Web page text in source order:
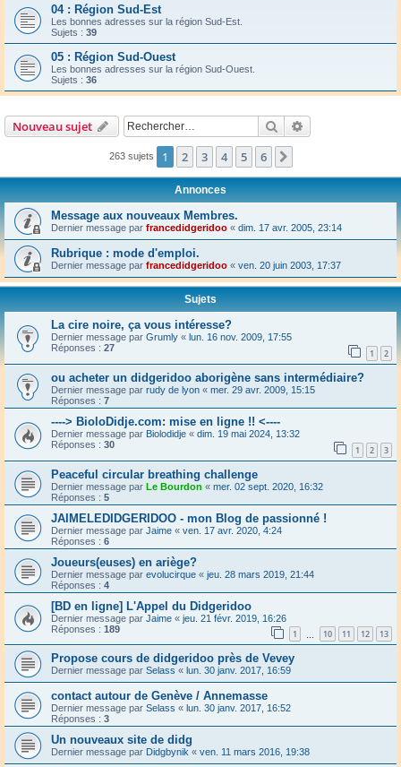
04 : Région Sud-Est
Les bonnes adresses sur la région Sud-Est.
Sujets : 39
05 : Région Sud-Ouest
Les bonnes adresses sur la région Sud-Ouest.
Sujets : 36
Nouveau sujet Rechercher
263 sujets 1 2 3 4 5 6
Annonces
Message aux nouveaux Membres.
Dernier message par francedidgeridoo « dim. 17 avr. 2005, 23:14
Rubrique : mode d'emploi.
Dernier message par francedidgeridoo « ven. 20 juin 2003, 17:37
Sujets
La cire noire, ça vous intéresse?
Dernier message par Grumly « lun. 16 nov. 2009, 17:55
Réponses : 27 1 2
ou acheter un didgeridoo aborigène sans intermédiaire?
Dernier message par rudy de lyon « mer. 29 avr. 2009, 15:15
Réponses : 7
----> BioloDidje.com: mise en ligne !! <----
Dernier message par Biolodidje « dim. 19 mai 2024, 13:32
Réponses : 30 1 2 3
Peaceful circular breathing challenge
Dernier message par Le Bourdon « mer. 02 sept. 2020, 16:32
Réponses : 5
JAIMELEDIDGERIDOO - mon Blog de passionné !
Dernier message par Jaime « ven. 17 avr. 2020, 4:24
Réponses : 6
Joueurs(euses) en ariège?
Dernier message par evolucirque « jeu. 28 mars 2019, 21:44
Réponses : 4
[BD en ligne] L'Appel du Didgeridoo
Dernier message par Jaime « jeu. 21 févr. 2019, 16:26
Réponses : 189 1 10 11 12 13
Propose cours de didgeridoo près de Vevey
Dernier message par Selass « lun. 30 janv. 2017, 16:59
contact autour de Genève / Annemasse
Dernier message par Selass « lun. 30 janv. 2017, 16:52
Réponses : 3
Un nouveaux site de didg
Dernier message par Didgbynik « ven. 11 mars 2016, 19:38